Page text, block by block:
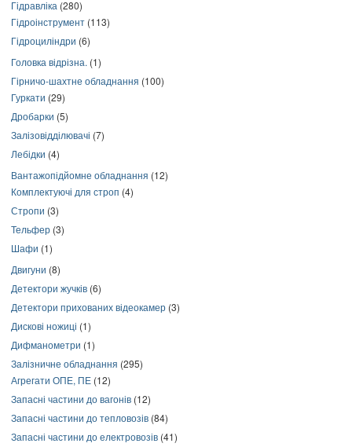
Гідравліка (280)
Гідроінструмент (113)
Гідроциліндри (6)
Головка відрізна. (1)
Гірничо-шахтне обладнання (100)
Гуркати (29)
Дробарки (5)
Залізовідділювачі (7)
Лебідки (4)
Вантажопідйомне обладнання (12)
Комплектуючі для строп (4)
Стропи (3)
Тельфер (3)
Шафи (1)
Двигуни (8)
Детектори жучків (6)
Детектори прихованих відеокамер (3)
Дискові ножиці (1)
Дифманометри (1)
Залізничне обладнання (295)
Агрегати ОПЕ, ПЕ (12)
Запасні частини до вагонів (12)
Запасні частини до тепловозів (84)
Запасні частини до електровозів (41)